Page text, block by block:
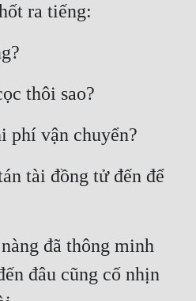
ra tiếng:
thôi sao?
phí vận chuyển?
tài đồng tử đến để
đã thông minh
đâu cũng cố nhịn